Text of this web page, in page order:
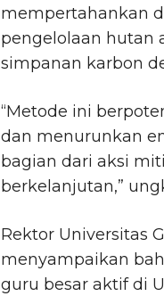
mempertahankan
pengelolaan hutan
simpanan karbon
“Metode ini
dan menurunkan
bagian dari aksi
berkelanjutan,”
Rektor Universitas
menyampaikan
guru besar aktif di